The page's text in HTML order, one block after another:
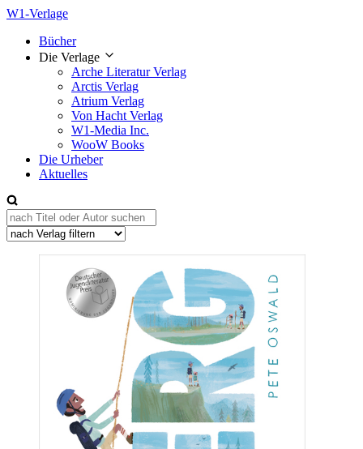
W1-Verlage
Bücher
Die Verlage
Arche Literatur Verlag
Arctis Verlag
Atrium Verlag
Von Hacht Verlag
W1-Media Inc.
WooW Books
Die Urheber
Aktuelles